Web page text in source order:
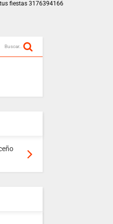
fiestas 3176394166
Buscar..